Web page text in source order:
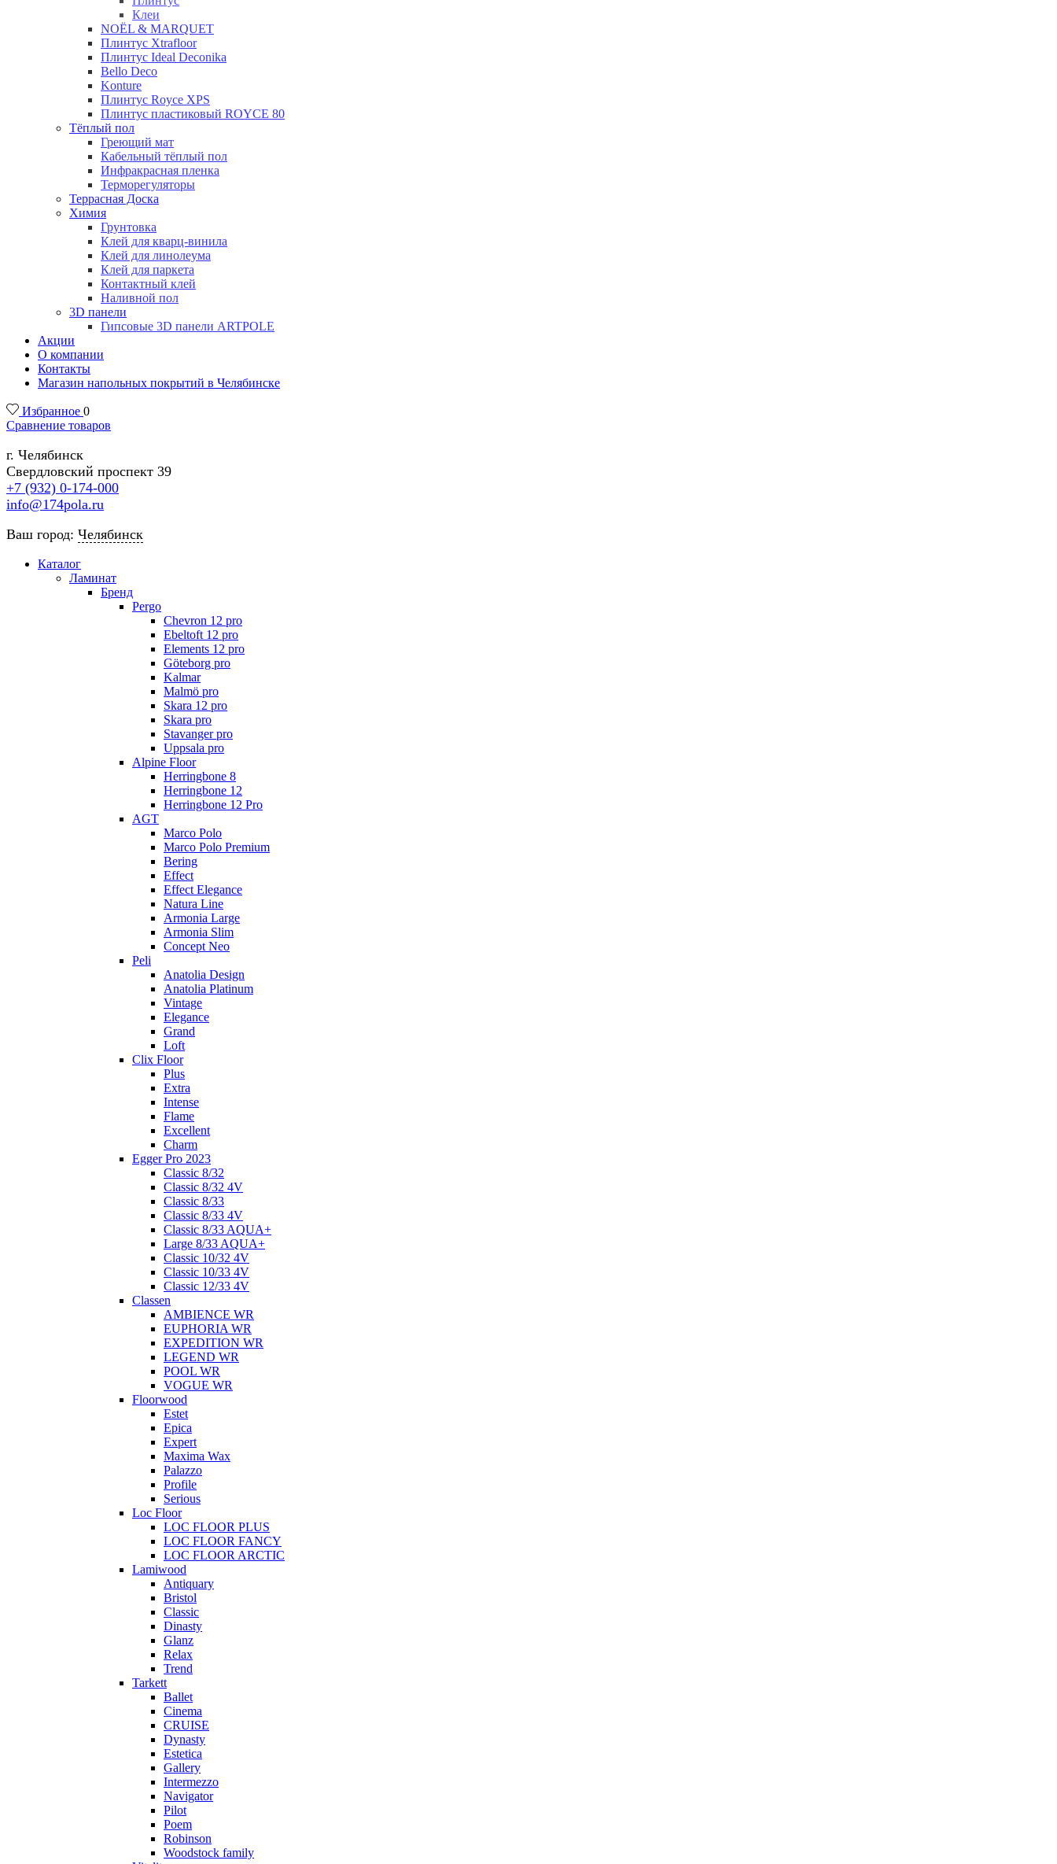
Клеи
NOЁL & MARQUET
Плинтус Xtrafloor
Плинтус Ideal Deconika
Bello Deco
Konture
Плинтус Royce XPS
Плинтус пластиковый ROYCE 80
Тёплый пол
Греющий мат
Кабельный тёплый пол
Инфракрасная пленка
Терморегуляторы
Террасная Доска
Химия
Грунтовка
Клей для кварц-винила
Клей для линолеума
Клей для паркета
Контактный клей
Наливной пол
3D панели
Гипсовые 3D панели ARTPOLE
Акции
О компании
Контакты
Магазин напольных покрытий в Челябинске
Избранное 0
Сравнение товаров
г. Челябинск
Свердловский проспект 39
+7 (932) 0-174-000
info@174pola.ru
Ваш город: Челябинск
Каталог
Ламинат
Бренд
Pergo
Chevron 12 pro
Ebeltoft 12 pro
Elements 12 pro
Göteborg pro
Kalmar
Malmö pro
Skara 12 pro
Skara pro
Stavanger pro
Uppsala pro
Alpine Floor
Herringbone 8
Herringbone 12
Herringbone 12 Pro
AGT
Marco Polo
Marco Polo Premium
Bering
Effect
Effect Elegance
Natura Line
Armonia Large
Armonia Slim
Concept Neo
Peli
Anatolia Design
Anatolia Platinum
Vintage
Elegance
Grand
Loft
Clix Floor
Plus
Extra
Intense
Flame
Excellent
Charm
Egger Pro 2023
Classic 8/32
Classic 8/32 4V
Classic 8/33
Classic 8/33 4V
Classic 8/33 AQUA+
Large 8/33 AQUA+
Classic 10/32 4V
Classic 10/33 4V
Classic 12/33 4V
Classen
AMBIENCE WR
EUPHORIA WR
EXPEDITION WR
LEGEND WR
POOL WR
VOGUE WR
Floorwood
Estet
Epica
Expert
Maxima Wax
Palazzo
Profile
Serious
Loc Floor
LOC FLOOR PLUS
LOC FLOOR FANCY
LOC FLOOR ARCTIC
Lamiwood
Antiquary
Bristol
Classic
Dinasty
Glanz
Relax
Trend
Tarkett
Ballet
Cinema
CRUISE
Dynasty
Estetica
Gallery
Intermezzo
Navigator
Pilot
Poem
Robinson
Woodstock family